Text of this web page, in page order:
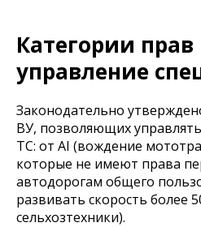
Категории прав
управление
Законодательно
ВУ, позволяющих
ТС: от АI (вождение
которые не имеют права
автодорогам общего
развивать скорость более
сельхозтехники).